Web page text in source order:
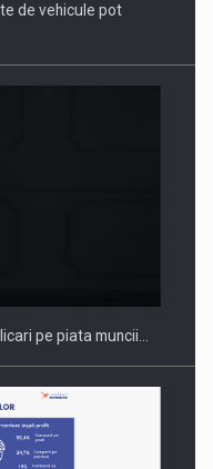
by benzinariile RO…
de vehicule pot
pe piata muncii…